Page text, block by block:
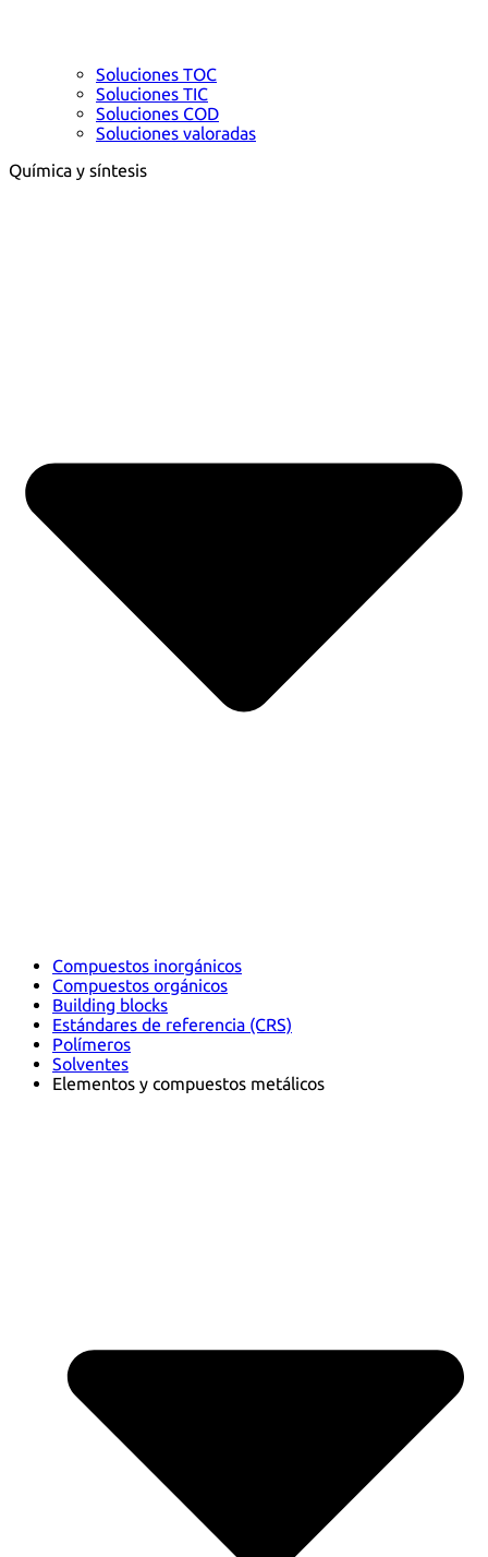
Soluciones TOC
Soluciones TIC
Soluciones COD
Soluciones valoradas
Química y síntesis
Compuestos inorgánicos
Compuestos orgánicos
Building blocks
Estándares de referencia (CRS)
Polímeros
Solventes
Elementos y compuestos metálicos